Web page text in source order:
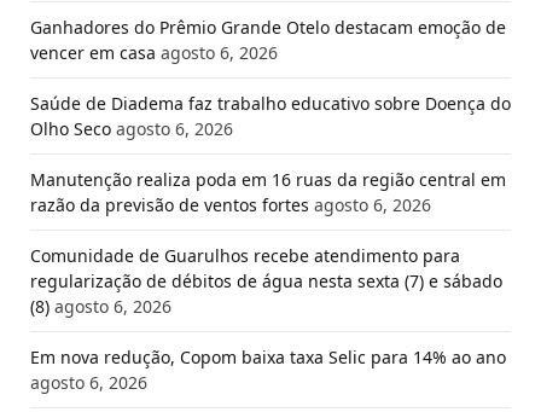
Ganhadores do Prêmio Grande Otelo destacam emoção de
vencer em casa agosto 6, 2026
Saúde de Diadema faz trabalho educativo sobre Doença do
Olho Seco agosto 6, 2026
Manutenção realiza poda em 16 ruas da região central em
razão da previsão de ventos fortes agosto 6, 2026
Comunidade de Guarulhos recebe atendimento para
regularização de débitos de água nesta sexta (7) e sábado
(8) agosto 6, 2026
Em nova redução, Copom baixa taxa Selic para 14% ao ano
agosto 6, 2026